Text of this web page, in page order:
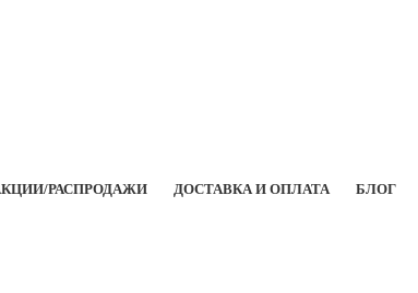
РАСПРОДАЖИ ДОСТАВКА И ОПЛАТА БЛОГ